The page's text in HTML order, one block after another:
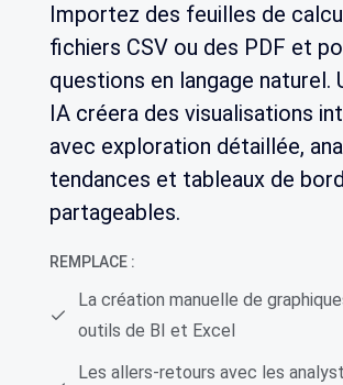
Importez des feuilles de
fichiers CSV ou des PDF et
questions en langage naturel.
IA créera des visualisations
avec exploration détaillée,
tendances et tableaux de bord
partageables.
REMPLACE :
La création manuelle de
outils de BI et Excel
Les allers-retours avec les